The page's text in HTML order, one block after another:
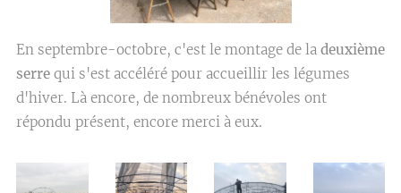
En septembre-octobre, c'est le montage de la deuxième
serre qui s'est accéléré pour accueillir les légumes
d'hiver. Là encore, de nombreux bénévoles ont
répondu présent, encore merci à eux.